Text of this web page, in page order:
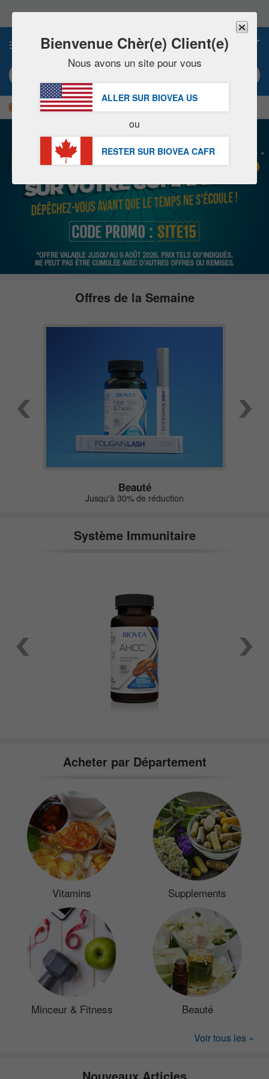
noter
:
site
comprend
un
d'accessibilité.
ÉCONOMISEZ 15% MAINTENANT !
Offres de la Semaine
Beauté
Jusqu'à 30% de réduction
Système Immunitaire
Acheter par Département
Vitamins Supplements
Minceur & Fitness Beauté
Voir tous les »
Bienvenue Chèr(e) Client(e)
Nous avons un site pour vous
ALLER SUR BIOVEA US
ou
RESTER SUR BIOVEA CAFR